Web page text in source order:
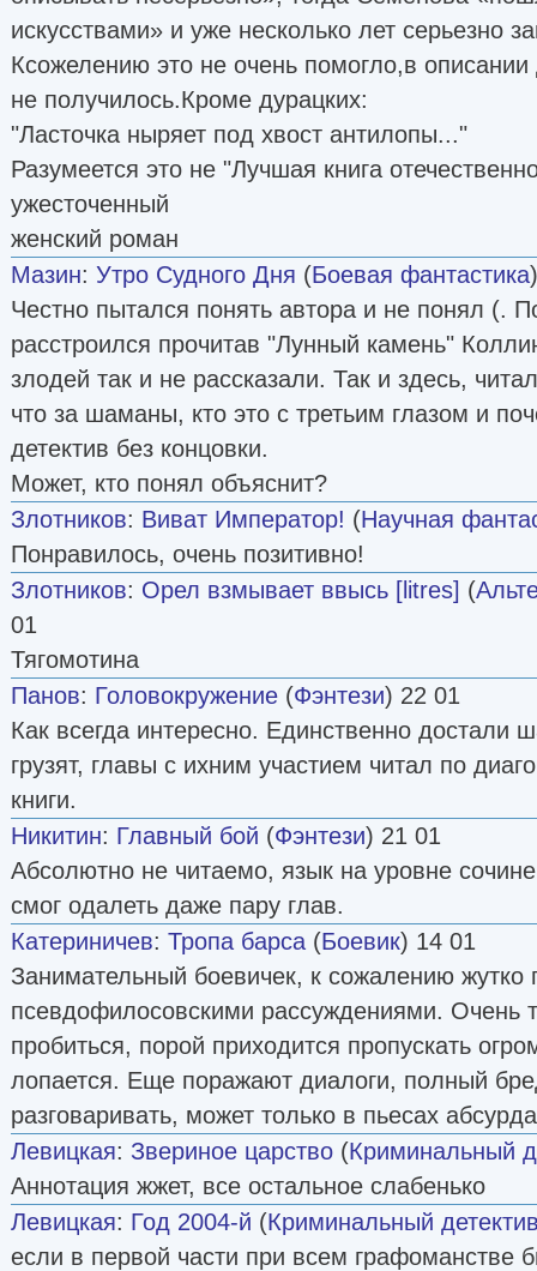
искусствами» и уже несколько лет серьезно
Ксожелению это не очень помогло,в описании
не получилось.Кроме дурацких:
"Ласточка ныряет под хвост антилопы..."
Разумеется это не "Лучшая книга
ужесточенный
женский роман
Мазин: Утро Судного Дня (Боевая фантастика
Честно пытался понять автора и не понял (.
расстроился прочитав "Лунный камень"
злодей так и не рассказали. Так и здесь,
что за шаманы, кто это с третьим глазом и
детектив без концовки.
Может, кто понял объяснит?
Злотников: Виват Император! (Научная
Понравилось, очень позитивно!
Злотников: Орел взмывает ввысь [litres] (
01
Тягомотина
Панов: Головокружение (Фэнтези) 22 01
Как всегда интересно. Единственно достали
грузят, главы с ихним участием читал по
книги.
Никитин: Главный бой (Фэнтези) 21 01
Абсолютно не читаемо, язык на уровне
смог одалеть даже пару глав.
Катериничев: Тропа барса (Боевик) 14 01
Занимательный боевичек, к сожалению жутко
псевдофилосовскими рассуждениями. Очень
пробиться, порой приходится пропускать
лопается. Еще поражают диалоги, полный
разговаривать, может только в пьесах
Левицкая: Звериное царство (Криминальный
Аннотация жжет, все остальное слабенько
Левицкая: Год 2004-й (Криминальный
если в первой части при всем графоманстве